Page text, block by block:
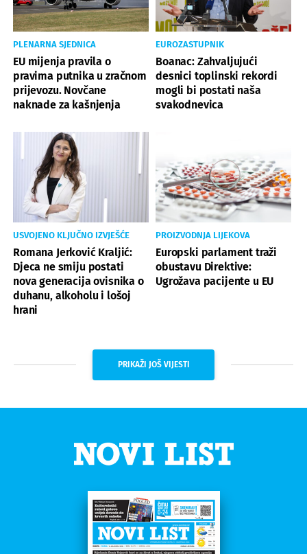
PLENARNA SJEDNICA
EU mijenja pravila o
pravima putnika u zračnom
prijevozu. Novčane
naknade za kašnjenja
EUROZASTUPNIK
Boanac: Zahvaljujući
desnici toplinski rekordi
mogli bi postati naša
svakodnevica
USVOJENO KLJUČNO IZVJEŠĆE
Romana Jerković Kraljić:
Djeca ne smiju postati
nova generacija ovisnika o
duhanu, alkoholu i lošoj
hrani
PROIZVODNJA LIJEKOVA
Europski parlament traži
obustavu Direktive:
Ugrožava pacijente u EU
PRIKAŽI JOŠ VIJESTI